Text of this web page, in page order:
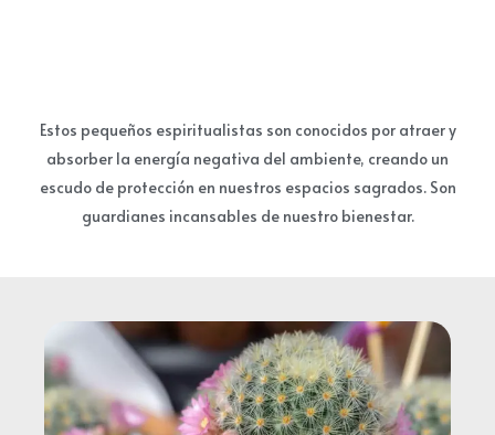
Estos pequeños espiritualistas son conocidos por atraer y
absorber la energía negativa del ambiente, creando un
escudo de protección en nuestros espacios sagrados. Son
guardianes incansables de nuestro bienestar.